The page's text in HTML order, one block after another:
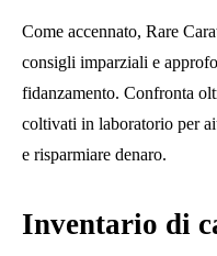
Come accennato, Rare
consigli imparziali e
fidanzamento. Confronta
coltivati ​​in laboratorio per
e risparmiare denaro.
Inventario di